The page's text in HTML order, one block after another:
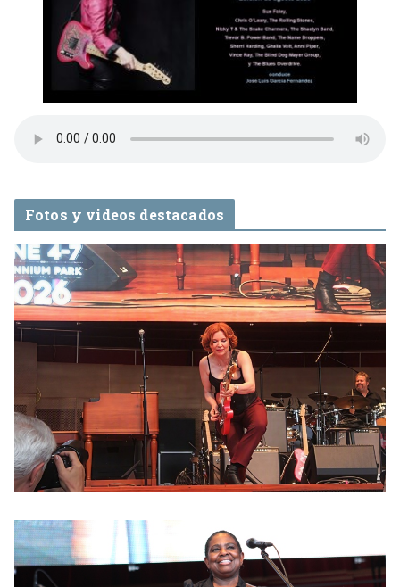
Fotos y videos destacados